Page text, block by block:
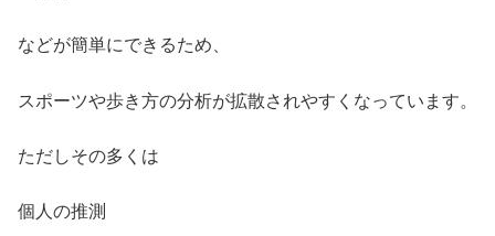
などが簡単にできるため、
スポーツや歩き方の分析が拡散されやすくなっています。
ただしその多くは
個人の推測